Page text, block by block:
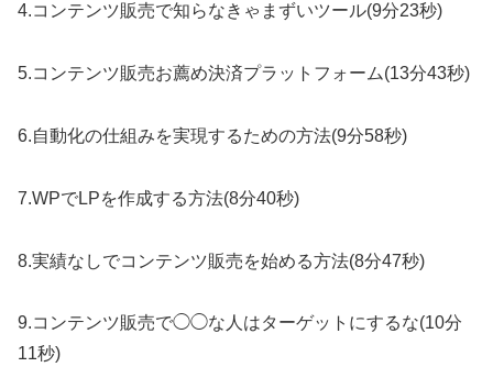
4.コンテンツ販売で知らなきゃまずいツール(9分23秒)
5.コンテンツ販売お薦め決済プラットフォーム(13分43秒)
6.自動化の仕組みを実現するための方法(9分58秒)
7.WPでLPを作成する方法(8分40秒)
8.実績なしでコンテンツ販売を始める方法(8分47秒)
9.コンテンツ販売で◯◯な人はターゲットにするな(10分
11秒)